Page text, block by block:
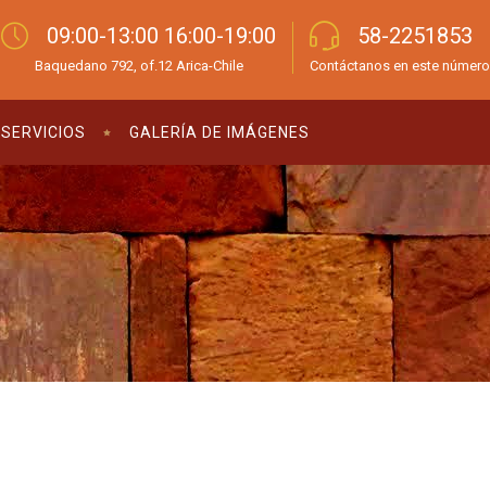
09:00-13:00 16:00-19:00
Baquedano 792, of.12 Arica-Chile
58-2251853
Contáctanos en este número
SERVICIOS GALERÍA DE IMÁGENES